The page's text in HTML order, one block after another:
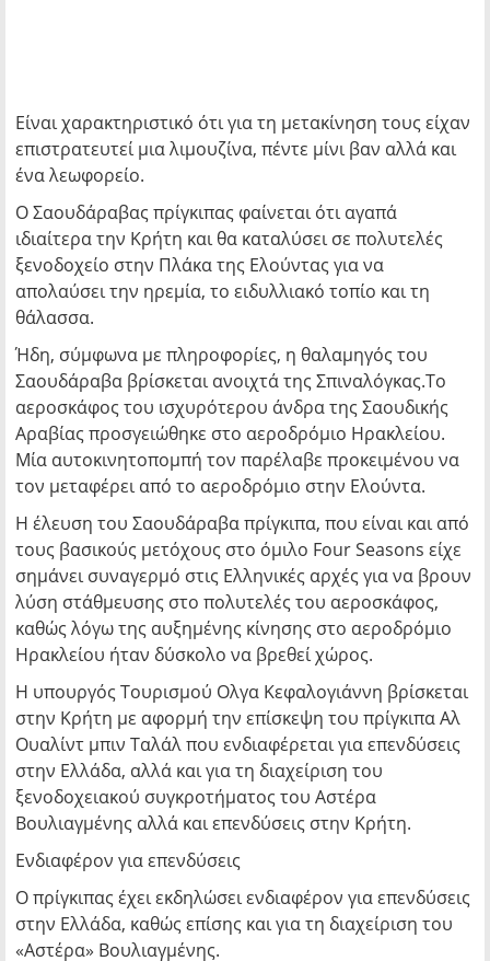
Είναι χαρακτηριστικό ότι για τη μετακίνηση τους είχαν
επιστρατευτεί μια λιμουζίνα, πέντε μίνι βαν αλλά και
ένα λεωφορείο.
Ο Σαουδάραβας πρίγκιπας φαίνεται ότι αγαπά
ιδιαίτερα την Κρήτη και θα καταλύσει σε πολυτελές
ξενοδοχείο στην Πλάκα της Ελούντας για να
απολαύσει την ηρεμία, το ειδυλλιακό τοπίο και τη
θάλασσα.
Ήδη, σύμφωνα με πληροφορίες, η θαλαμηγός του
Σαουδάραβα βρίσκεται ανοιχτά της Σπιναλόγκας.Το
αεροσκάφος του ισχυρότερου άνδρα της Σαουδικής
Αραβίας προσγειώθηκε στο αεροδρόμιο Ηρακλείου.
Μία αυτοκινητοπομπή τον παρέλαβε προκειμένου να
τον μεταφέρει από το αεροδρόμιο στην Ελούντα.
Η έλευση του Σαουδάραβα πρίγκιπα, που είναι και από
τους βασικούς μετόχους στο όμιλο Four Seasons είχε
σημάνει συναγερμό στις Ελληνικές αρχές για να βρουν
λύση στάθμευσης στο πολυτελές του αεροσκάφος,
καθώς λόγω της αυξημένης κίνησης στο αεροδρόμιο
Ηρακλείου ήταν δύσκολο να βρεθεί χώρος.
Η υπουργός Τουρισμού Ολγα Κεφαλογιάννη βρίσκεται
στην Κρήτη με αφορμή την επίσκεψη του πρίγκιπα Αλ
Ουαλίντ μπιν Ταλάλ που ενδιαφέρεται για επενδύσεις
στην Ελλάδα, αλλά και για τη διαχείριση του
ξενοδοχειακού συγκροτήματος του Αστέρα
Βουλιαγμένης αλλά και επενδύσεις στην Κρήτη.
Ενδιαφέρον για επενδύσεις
Ο πρίγκιπας έχει εκδηλώσει ενδιαφέρον για επενδύσεις
στην Ελλάδα, καθώς επίσης και για τη διαχείριση του
«Αστέρα» Βουλιαγμένης.